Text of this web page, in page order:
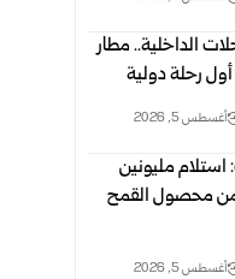
الداخلية.. مطار
أول رحلة دولية
أغسطس 5, 2026
مليونين
من ‌‏‌‏محصول القمح
أغسطس 5, 2026